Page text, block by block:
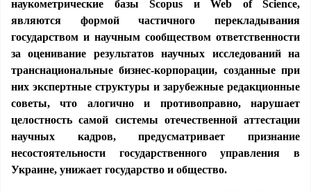
наукометрические базы Scopus и Web of Science,
являются формой частичного перекладывания
государством и научным сообществом ответственности
за оценивание результатов научных исследований на
транснациональные бизнес-корпорации, созданные при
них экспертные структуры и зарубежные редакционные
советы, что алогично и противоправно, нарушает
целостность самой системы отечественной аттестации
научных кадров, предусматривает признание
несостоятельности государственного управления в
Украине, унижает государство и общество.